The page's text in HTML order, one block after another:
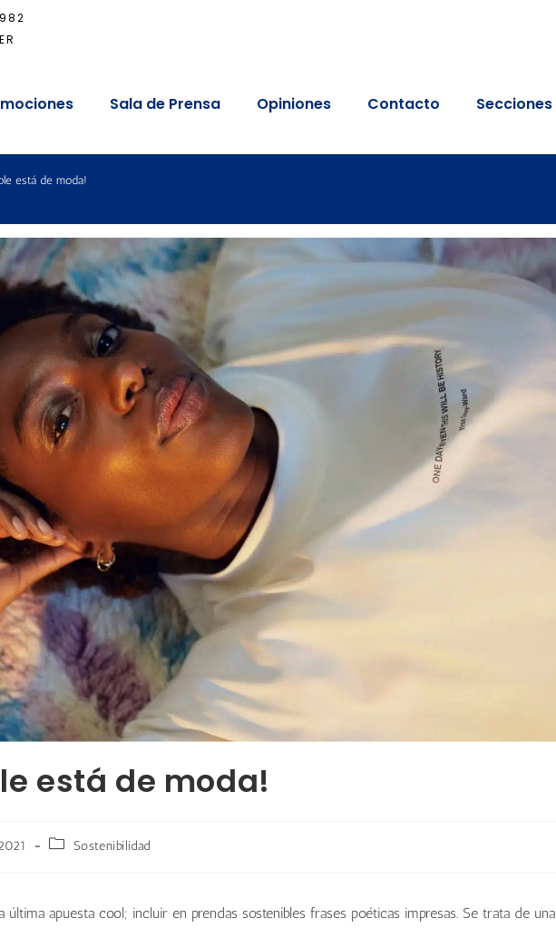
Sala de Prensa Opiniones Contacto Secciones
está de moda!
está de moda!
Sostenibilidad
última apuesta cool; incluir en prendas sostenibles frases poéticas impresas. Se trata de una